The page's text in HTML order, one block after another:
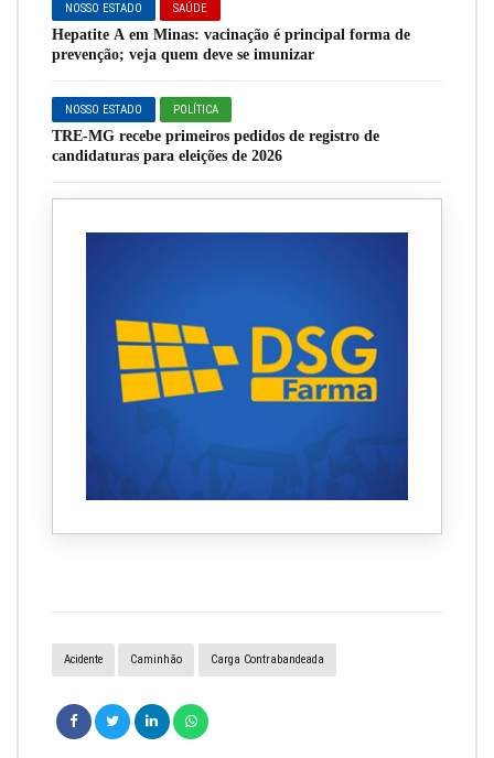
NOSSO ESTADO SAÚDE
Hepatite A em Minas: vacinação é principal forma de
prevenção; veja quem deve se imunizar
NOSSO ESTADO POLÍTICA
TRE-MG recebe primeiros pedidos de registro de
candidaturas para eleições de 2026
Acidente Caminhão Carga Contrabandeada